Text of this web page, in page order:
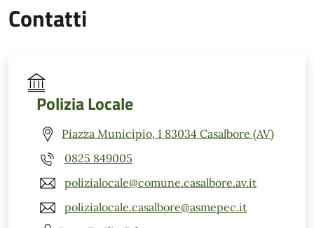
Contatti
Polizia Locale
Piazza Municipio, 1 83034 Casalbore (AV)
0825 849005
polizialocale@comune.casalbore.av.it
polizialocale.casalbore@asmepec.it